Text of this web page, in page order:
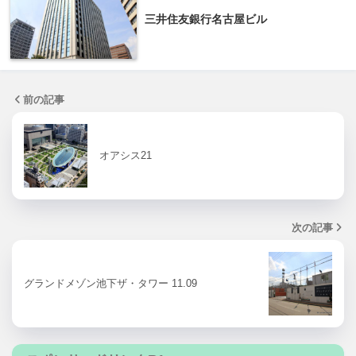
三井住友銀行名古屋ビル
前の記事
オアシス21
次の記事
グランドメゾン池下ザ・タワー 11.09